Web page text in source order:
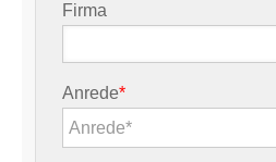
Firma
Anrede*
Anrede*